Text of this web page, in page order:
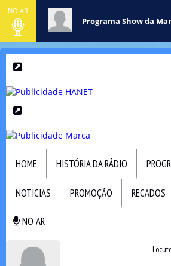
NO AR
Programa Show da
HOME HISTÓRIA DA RÁDIO
NOTICIAS PROMOÇÃO RECADOS
NO AR